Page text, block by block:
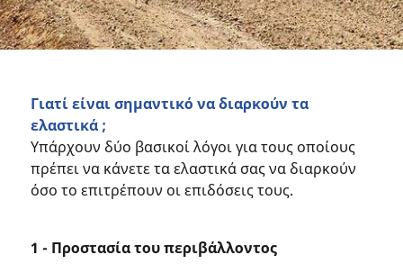
Γιατί είναι σημαντικό να διαρκούν τα
ελαστικά ;
Υπάρχουν δύο βασικοί λόγοι για τους οποίους
πρέπει να κάνετε τα ελαστικά σας να διαρκούν
όσο το επιτρέπουν οι επιδόσεις τους.
1 - Προστασία του περιβάλλοντος